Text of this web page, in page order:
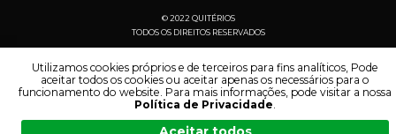
© 2022 QUITÉRIOS
TODOS OS DIREITOS RESERVADOS
Utilizamos cookies próprios e de terceiros para fins analíticos, Pode
aceitar todos os cookies ou aceitar apenas os necessários para o
funcionamento do website. Para mais informações, pode visitar a nossa
Política de Privacidade.